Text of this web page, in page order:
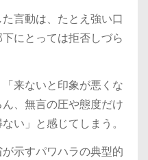
言動は、たとえ強い口
にとっては拒否しづら
来ないと印象が悪くな
、無言の圧や態度だけ
い」と感じてしまう。
示すパワハラの典型的